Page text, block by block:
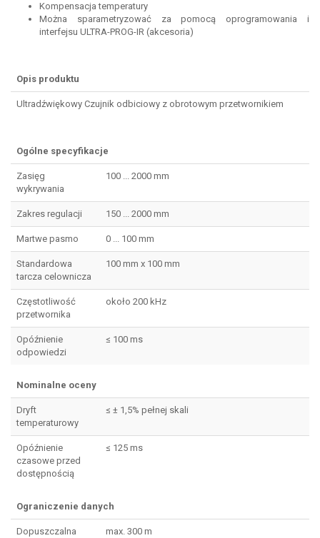
Kompensacja temperatury
Można sparametryzować za pomocą oprogramowania i
interfejsu ULTRA-PROG-IR (akcesoria)
Opis produktu
Ultradźwiękowy Czujnik odbiciowy z obrotowym przetwornikiem
Ogólne specyfikacje
Zasięg
wykrywania
100 ... 2000 mm
Zakres regulacji 150 ... 2000 mm
Martwe pasmo 0 ... 100 mm
Standardowa
tarcza celownicza
100 mm x 100 mm
Częstotliwość
przetwornika
około 200 kHz
Opóźnienie
odpowiedzi
≤ 100 ms
Nominalne oceny
Dryft
temperaturowy
≤ ± 1,5% pełnej skali
Opóźnienie
czasowe przed
dostępnością
≤ 125 ms
Ograniczenie danych
Dopuszczalna
max. 300 m